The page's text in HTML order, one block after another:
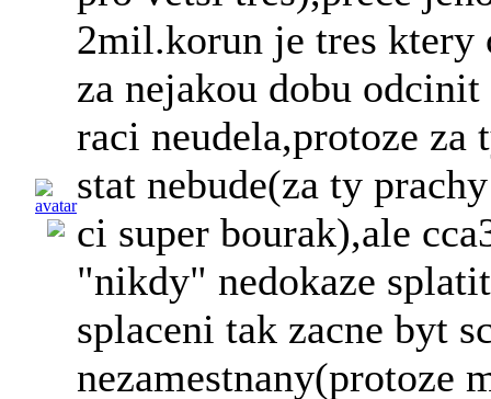
2mil.korun je tres ktery
za nejakou dobu
raci neudela,protoze za
stat nebude(za ty
ci super bourak),ale
"nikdy" nedokaze
splaceni tak zacne byt
nezamestnany(protoze